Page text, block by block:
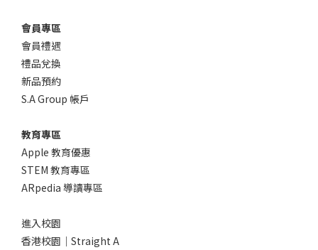
會員專區
會員禮遇
禮品兌換
新品預約
S.A Group 帳戶
教育專區
Apple 教育優惠
STEM 教育專區
ARpedia 導讀專區
進入校園
香港校園｜Straight A